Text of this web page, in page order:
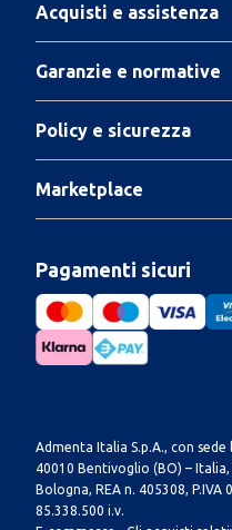
Acquisti e assistenza
Garanzie e normative
Policy e sicurezza
Marketplace
Pagamenti sicuri
Admenta Italia S.p.A., con
40010 Bentivoglio (BO) –
Bologna, REA n. 405308,
85.338.500 i.v.